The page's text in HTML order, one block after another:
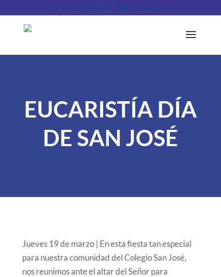
+56 (43) 24 11 238 contacto@csjc.cl
EUCARISTÍA DÍA
DE SAN JOSÉ
Jueves 19 de marzo | En esta fiesta tan especial
para nuestra comunidad del Colegio San José,
nos reunimos ante el altar del Señor para